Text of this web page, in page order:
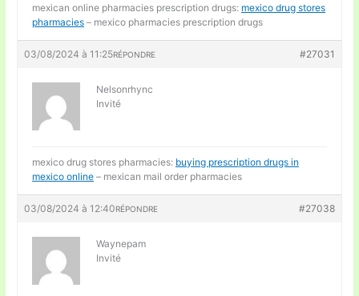
mexican online pharmacies prescription drugs: mexico drug stores
pharmacies – mexico pharmacies prescription drugs
03/08/2024 à 11:25 #27031
RÉPONDRE
Nelsonrhync
Invité
mexico drug stores pharmacies: buying prescription drugs in
mexico online – mexican mail order pharmacies
03/08/2024 à 12:40 #27038
RÉPONDRE
Waynepam
Invité